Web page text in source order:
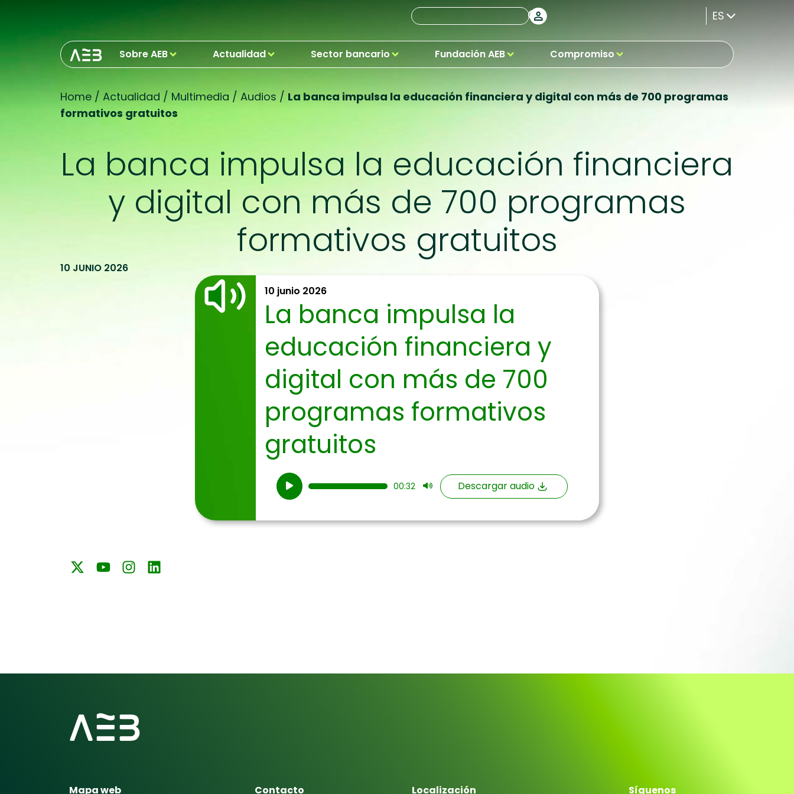
ES
Sobre AEB Actualidad Sector bancario Fundación AEB Compromiso
Home / Actualidad / Multimedia / Audios / La banca impulsa la educación financiera y digital con más de 700 programas
formativos gratuitos
La banca impulsa la educación financiera
y digital con más de 700 programas
formativos gratuitos
10 JUNIO 2026
10 junio 2026
La banca impulsa la
educación financiera y
digital con más de 700
programas formativos
gratuitos
Reproductor
de
00:32 Descargar audio
Mapa web Contacto Localización Síguenos